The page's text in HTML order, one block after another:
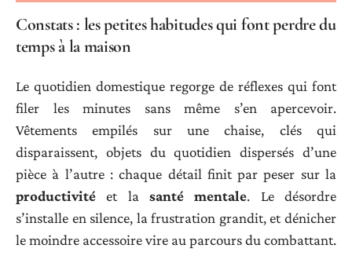
Constats : les petites habitudes qui font perdre du
temps à la maison
Le quotidien domestique regorge de réflexes qui font
filer les minutes sans même s’en apercevoir.
Vêtements empilés sur une chaise, clés qui
disparaissent, objets du quotidien dispersés d’une
pièce à l’autre : chaque détail finit par peser sur la
productivité et la santé mentale. Le désordre
s’installe en silence, la frustration grandit, et dénicher
le moindre accessoire vire au parcours du combattant.